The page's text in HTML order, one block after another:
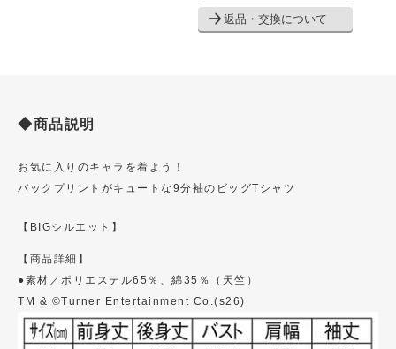
返品・交換について
◆商品説明
お気に入りのキャラを着よう！
バックプリントがキュートな9分袖のビッグTシャツ
【BIGシルエット】
【商品詳細】
●素材／ポリエステル65％、綿35％（天竺）
TM & ©Turner Entertainment Co.(s26)